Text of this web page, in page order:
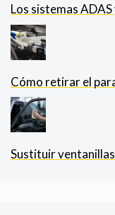
Los sistemas
Cómo retirar el
Sustituir